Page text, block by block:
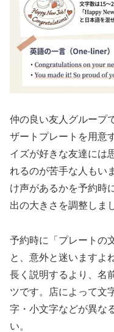
仲の良い友人グループ
ザートプレートを用意
イズが好きな友達には
れるのが苦手な人もい
け声があるかを予約時
出の大きさを調整しま
予約時に「プレートの
と、意外と迷いますよ
長く説明するより、名
ツです。店によって文
字・小文字などが異な
い。